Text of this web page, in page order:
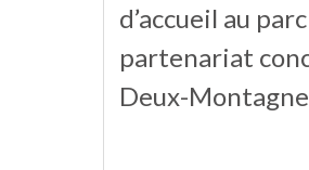
d’accueil au
partenariat
Deux-